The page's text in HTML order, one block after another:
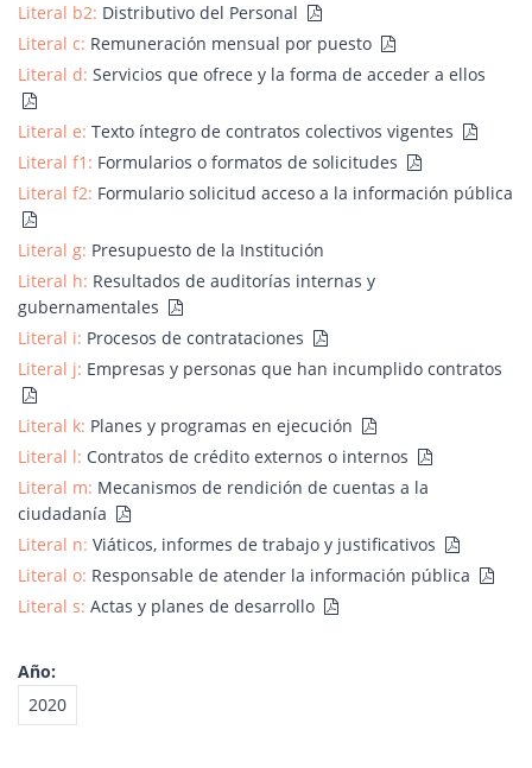
Literal b2: Distributivo del Personal
Literal c: Remuneración mensual por puesto
Literal d: Servicios que ofrece y la forma de acceder a ellos
Literal e: Texto íntegro de contratos colectivos vigentes
Literal f1: Formularios o formatos de solicitudes
Literal f2: Formulario solicitud acceso a la información pública
Literal g: Presupuesto de la Institución
Literal h: Resultados de auditorías internas y
gubernamentales
Literal i: Procesos de contrataciones
Literal j: Empresas y personas que han incumplido contratos
Literal k: Planes y programas en ejecución
Literal l: Contratos de crédito externos o internos
Literal m: Mecanismos de rendición de cuentas a la
ciudadanía
Literal n: Viáticos, informes de trabajo y justificativos
Literal o: Responsable de atender la información pública
Literal s: Actas y planes de desarrollo
Año:
2020